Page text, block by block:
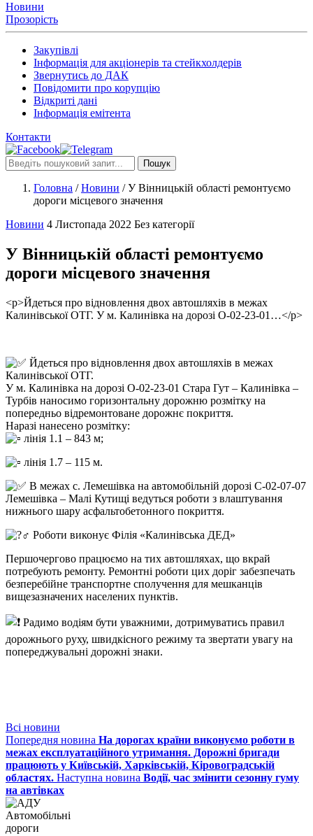
Новини
Прозорість
Закупівлі
Інформація для акціонерів та стейкхолдерів
Звернутись до ДАК
Повідомити про корупцію
Відкриті дані
Інформація емітента
Контакти
Пошук
Головна /Новини /У Вінницькій області ремонтуємо
дороги місцевого значення
Новини 4 Листопада 2022 Без категорії
У Вінницькій області ремонтуємо
дороги місцевого значення
<p>Йдеться про відновлення двох автошляхів в межах
Калинівської ОТГ. У м. Калинівка на дорозі О-02-23-01…</p>
Йдеться про відновлення двох автошляхів в межах
Калинівської ОТГ.
У м. Калинівка на дорозі О-02-23-01 Стара Гут – Калинівка –
Турбів наносимо горизонтальну дорожню розмітку на
попередньо відремонтоване дорожнє покриття.
Наразі нанесено розмітку:
лінія 1.1 – 843 м;
лінія 1.7 – 115 м.
В межах с. Лемешівка на автомобільній дорозі С-02-07-07
Лемешівка – Малі Кутищі ведуться роботи з влаштування
нижнього шару асфальтобетонного покриття.
Роботи виконує Філія «Калинівська ДЕД»
Першочергово працюємо на тих автошляхах, що вкрай
потребують ремонту. Ремонтні роботи цих доріг забезпечать
безперебійне транспортне сполучення для мешканців
вищезазначених населених пунктів.
Радимо водіям бути уважними, дотримуватись правил
дорожнього руху, швидкісного режиму та звертати увагу на
попереджувальні дорожні знаки.
Всі новини
Попередня новина На дорогах країни виконуємо роботи в
межах експлуатаційного утримання. Дорожні бригади
працюють у Київській, Харківській, Кіровоградській
областях. Наступна новина Водії, час змінити сезонну гуму
на автівках
Автомобільні
дороги